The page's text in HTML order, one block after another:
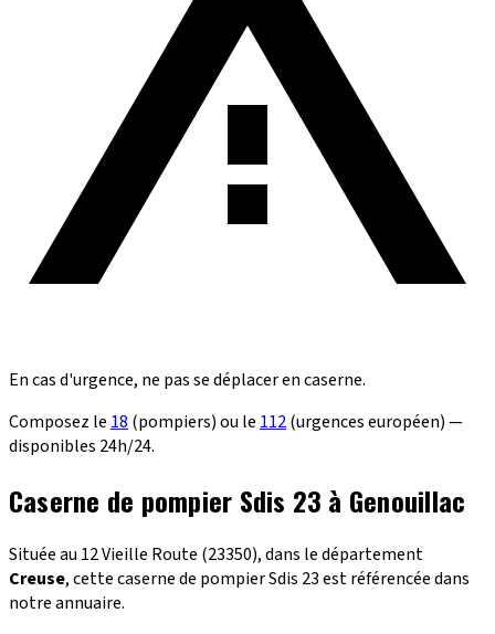
En cas d'urgence, ne pas se déplacer en caserne.
Composez le 18 (pompiers) ou le 112(urgences européen) —
disponibles 24h/24.
Caserne de pompier Sdis 23 à Genouillac
Située au 12 Vieille Route (23350), dans le département
Creuse, cette caserne de pompier Sdis 23 est référencée dans
notre annuaire.